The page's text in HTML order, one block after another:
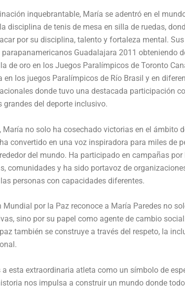
inquebrantable, María se adentró en el
disciplina de tenis de mesa en silla de ruedas,
por su disciplina, talento y fortaleza mental.
parapanamericanos Guadalajara 2011 obteniendo
de oro en los Juegos Paralímpicos de Toronto
en los juegos Paralímpicos de Río Brasil y en
donde tuvo una destacada participación
grandes del deporte inclusivo.
María no solo ha cosechado victorias en el ámbito
convertido en una voz inspiradora para miles de
del mundo. Ha participado en campañas
comunidades y ha sido portavoz de
personas con capacidades diferentes.
Mundial por la Paz reconoce a María Paredes no
sino por su papel como agente de cambio
también se construye a través del respeto, la
a esta extraordinaria atleta como un símbolo de
nos impulsa a construir un mundo donde